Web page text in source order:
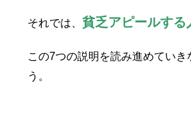
それでは、 貧乏アピールする
この7つの説明を読み進めていき
う。